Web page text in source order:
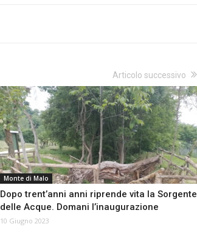
Articolo successivo
Monte di Malo
Dopo trent’anni anni riprende vita la Sorgente
delle Acque. Domani l’inaugurazione
10 Giugno 2023